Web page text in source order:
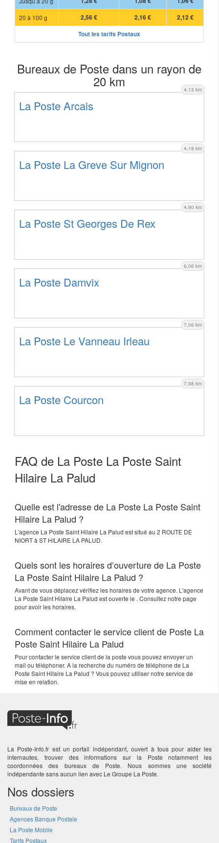
20 à 100 g
2,56 € 2,16 €
2,12 €
Tout les tarifs Postaux
Bureaux de Poste dans un rayon de
20 km 4,13 km
La Poste Arcais
4,18 km
La Poste La Greve Sur Mignon
4,90 km
La Poste St Georges De Rex
6,06 km
La Poste Damvix
7,06 km
La Poste Le Vanneau Irleau
7,98 km
La Poste Courcon
FAQ de La Poste La Poste Saint
Hilaire La Palud
Quelle est l'adresse de La Poste La Poste Saint
Hilaire La Palud ?
L'agence La Poste Saint Hilaire La Palud est situé au 2 ROUTE DE
NIORTà ST HILAIRE LA PALUD.
Quels sont les horaires d’ouverture de La Poste
La Poste Saint Hilaire La Palud ?
Avant de vous déplacez vérifiez les horaires de votre agence. L'agence
La Poste Saint Hilaire La Palud est ouverte le . Consultez notre page
pour avoir les horaires.
Comment contacter le service client de Poste La
Poste Saint Hilaire La Palud
Pour contacter le service client de la poste vous pouvez envoyer un
mail ou téléphoner. A la recherche du numéro de téléphone de La
Poste Saint Hilaire La Palud ? Vous pouvez utiliser notre service de
mise en relation.
La Poste-Info.fr est un portail indépendant, ouvert à tous pour aider les
internautes, trouver des informations sur la Poste notamment les
coordonnées des bureaux de Poste. Nous sommes une société
indépendante sans aucun lien avec Le Groupe La Poste.
Nos dossiers
Bureaux de Poste
Agences Banque Postale
La Poste Mobile
Tarifs Postaux